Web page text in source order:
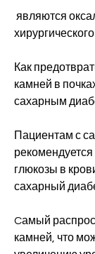
Как
камней в
сахарным
Пациентам с
глюкозы в
сахарный
Cамый
камней, что